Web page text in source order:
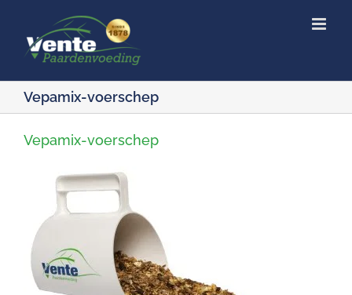
inhoud
Vepamix-voerschep
Vepamix-voerschep